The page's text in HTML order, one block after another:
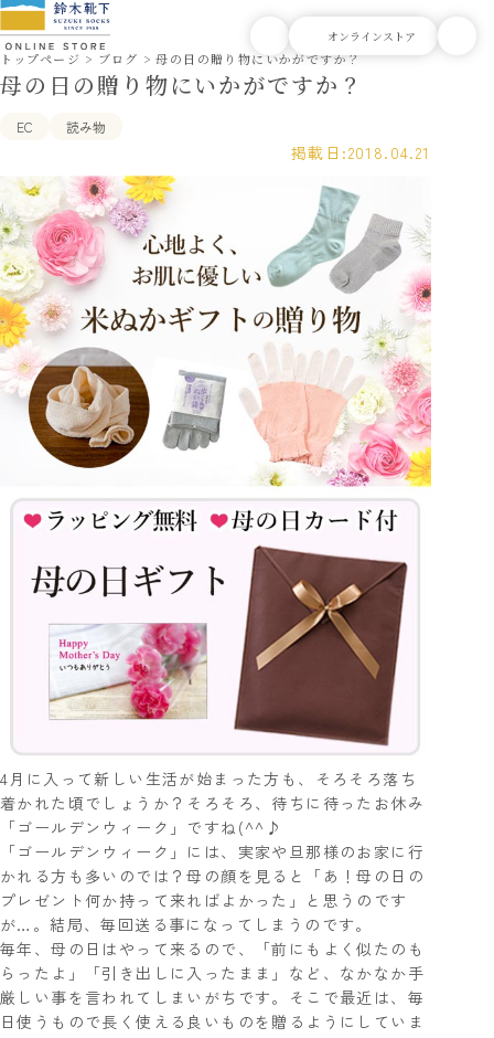
トップページ ブログ 母の日の贈り物にいかがですか？
母の日の贈り物にいかがですか？
EC 読み物
掲載日:2018.04.21
4月に入って新しい生活が始まった方も、そろそろ落ち
着かれた頃でしょうか？そろそろ、待ちに待ったお休み
「ゴールデンウィーク」ですね(^^♪
「ゴールデンウィーク」には、実家や旦那様のお家に行
かれる方も多いのでは？母の顔を見ると「あ！母の日の
プレゼント何か持って来ればよかった」と思うのです
が…。結局、毎回送る事になってしまうのです。
毎年、母の日はやって来るので、「前にもよく似たのも
らったよ」「引き出しに入ったまま」など、なかなか手
厳しい事を言われてしまいがちです。そこで最近は、毎
日使うもので長く使える良いものを贈るようにしていま